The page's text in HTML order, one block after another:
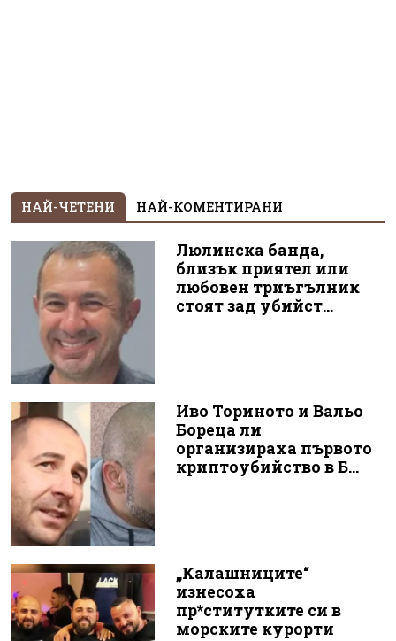
НАЙ-ЧЕТЕНИ НАЙ-КОМЕНТИРАНИ
Люлинска банда,
близък приятел или
любовен триъгълник
стоят зад убийст...
Иво Ториното и Вальо
Бореца ли
организираха първото
криптоубийство в Б...
„Калашниците“
изнесоха
пр*ститутките си в
морските курорти